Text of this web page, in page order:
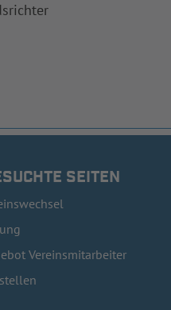
SEITEN
Vereinsmitarbeiter